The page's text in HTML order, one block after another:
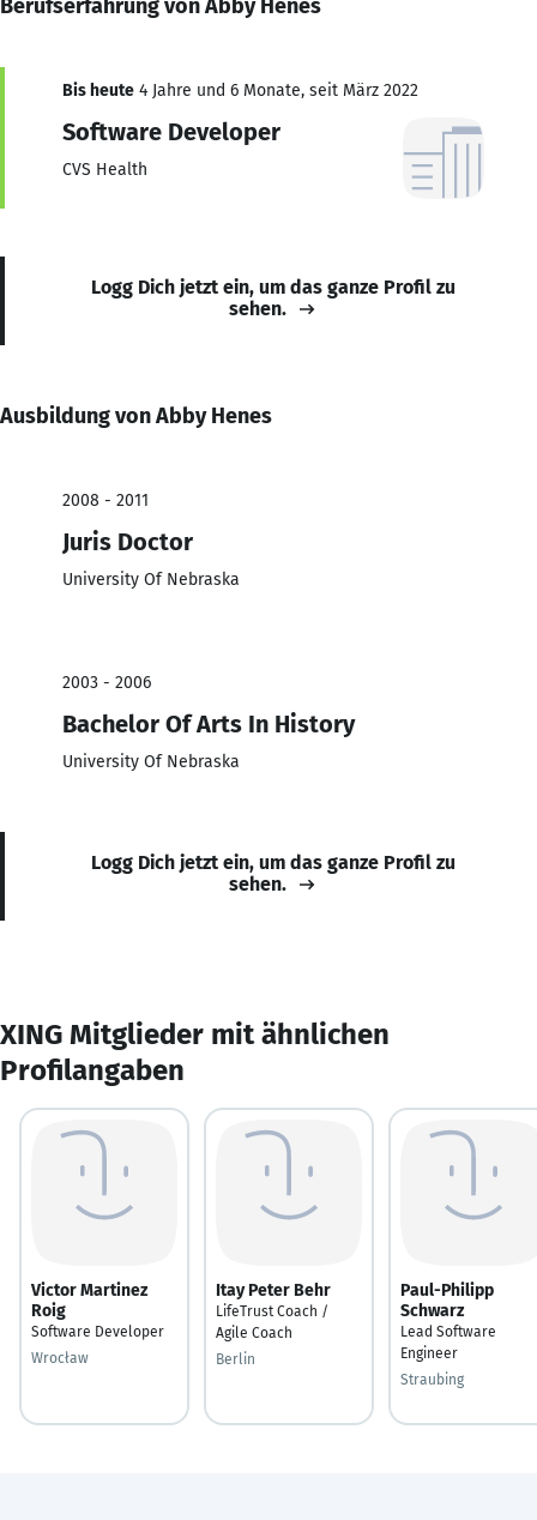
Berufserfahrung von Abby Henes
Bis heute 4 Jahre und 6 Monate, seit März 2022
Software Developer
CVS Health
Logg Dich jetzt ein, um das ganze Profil zu
sehen.
Ausbildung von Abby Henes
2008 - 2011
Juris Doctor
University Of Nebraska
2003 - 2006
Bachelor Of Arts In History
University Of Nebraska
Logg Dich jetzt ein, um das ganze Profil zu
sehen.
XING Mitglieder mit ähnlichen
Profilangaben
Victor Martinez
Roig
Software Developer
Wrocław
Itay Peter Behr
LifeTrust Coach /
Agile Coach
Berlin
Paul-Philipp
Schwarz
Lead Software
Engineer
Straubing